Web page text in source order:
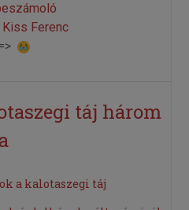
Kiss Ferenc
táj három
a kalotaszegi táj